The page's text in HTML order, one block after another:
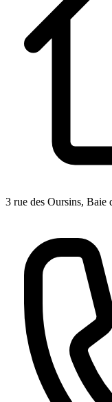
3 rue des Oursins, Baie